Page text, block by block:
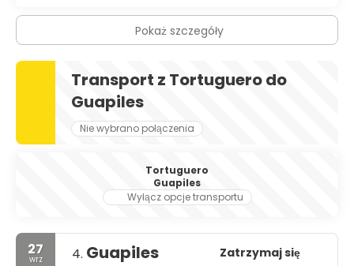
Pokaż szczegóły
Transport z Tortuguero do
Guapiles
Nie wybrano połączenia
Tortuguero
Guapiles
Wyłącz opcje transportu
27
wrz 4. Guapiles Zatrzymaj się